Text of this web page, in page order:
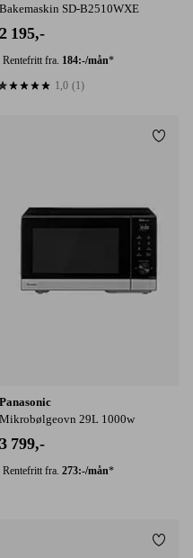
Bakemaskin SD-B2510WXE
2 195,-
Rentefritt fra. 184:-/mån*
basert på 1 karaktergivninger
1,0 (1)
favoritter
Panasonic
Mikrobølgeovn 29L 1000w
3 799,-
Rentefritt fra. 273:-/mån*
favoritter